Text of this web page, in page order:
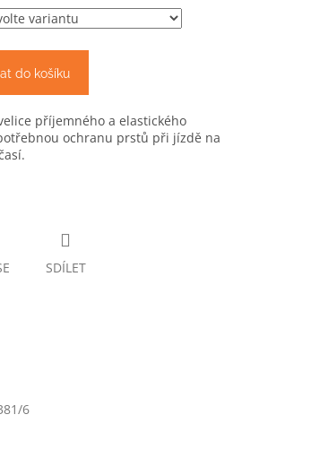
do košíku
příjemného a elastického
ochranu prstů při jízdě na
SDÍLET
6